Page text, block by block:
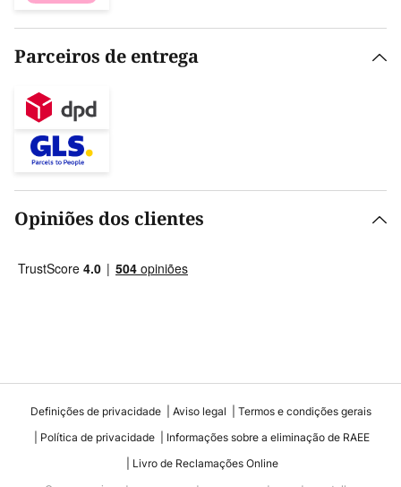
Parceiros de entrega
Opiniões dos clientes
Definições de privacidade Aviso legal
Termos e condições gerais
Política de privacidade
Informações sobre a eliminação de RAEE
Livro de Reclamações Online